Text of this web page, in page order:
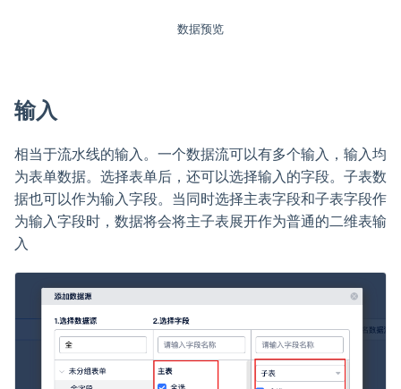
数据预览
输入
相当于流水线的输入。一个数据流可以有多个输入，输入均
为表单数据。选择表单后，还可以选择输入的字段。子表数
据也可以作为输入字段。当同时选择主表字段和子表字段作
为输入字段时，数据将会将主子表展开作为普通的二维表输
入